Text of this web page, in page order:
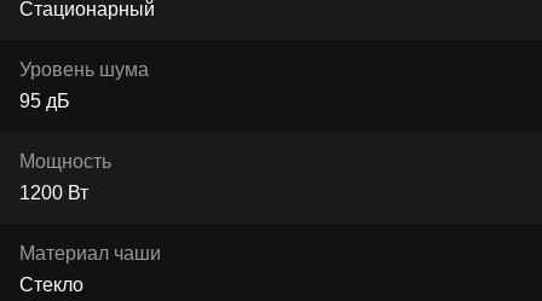
Стационарный
Уровень шума
95 дБ
Мощность
1200 Вт
Материал чаши
Стекло